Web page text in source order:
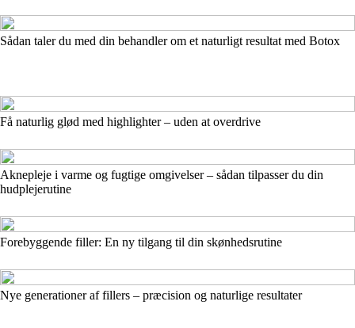
Sådan taler du med din behandler om et naturligt resultat med Botox
Få naturlig glød med highlighter – uden at overdrive
Aknepleje i varme og fugtige omgivelser – sådan tilpasser du din
hudplejerutine
Forebyggende filler: En ny tilgang til din skønhedsrutine
Nye generationer af fillers – præcision og naturlige resultater